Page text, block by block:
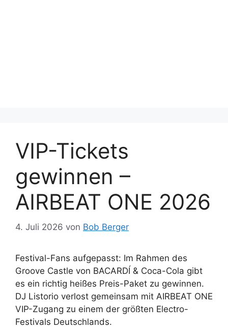
VIP-Tickets
gewinnen –
AIRBEAT ONE 2026
4. Juli 2026 von Bob Berger
Festival-Fans aufgepasst: Im Rahmen des
Groove Castle von BACARDÍ & Coca-Cola gibt
es ein richtig heißes Preis-Paket zu gewinnen.
DJ Listorio verlost gemeinsam mit AIRBEAT ONE
VIP-Zugang zu einem der größten Electro-
Festivals Deutschlands.